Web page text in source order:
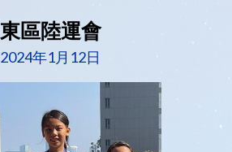
東區陸運會
2024年1月12日